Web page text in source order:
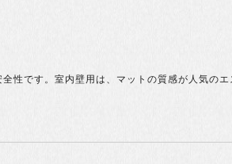
です。室内壁用は、マットの質感が人気の